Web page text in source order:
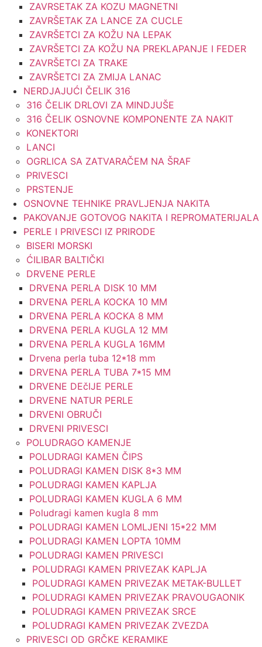
ZAVRSETAK ZA KOZU MAGNETNI
ZAVRŠETAK ZA LANCE ZA CUCLE
ZAVRŠETCI ZA KOŽU NA LEPAK
ZAVRŠETCI ZA KOŽU NA PREKLAPANJE I FEDER
ZAVRŠETCI ZA TRAKE
ZAVRŠETCI ZA ZMIJA LANAC
NERDJAJUĆI ČELIK 316
316 ČELIK DRLOVI ZA MINDJUŠE
316 ČELIK OSNOVNE KOMPONENTE ZA NAKIT
KONEKTORI
LANCI
OGRLICA SA ZATVARAČEM NA ŠRAF
PRIVESCI
PRSTENJE
OSNOVNE TEHNIKE PRAVLJENJA NAKITA
PAKOVANJE GOTOVOG NAKITA I REPROMATERIJALA
PERLE I PRIVESCI IZ PRIRODE
BISERI MORSKI
ĆILIBAR BALTIČKI
DRVENE PERLE
DRVENA PERLA DISK 10 MM
DRVENA PERLA KOCKA 10 MM
DRVENA PERLA KOCKA 8 MM
DRVENA PERLA KUGLA 12 MM
DRVENA PERLA KUGLA 16MM
Drvena perla tuba 12*18 mm
DRVENA PERLA TUBA 7*15 MM
DRVENE DEčIJE PERLE
DRVENE NATUR PERLE
DRVENI OBRUČI
DRVENI PRIVESCI
POLUDRAGO KAMENJE
POLUDRAGI KAMEN ČIPS
POLUDRAGI KAMEN DISK 8*3 MM
POLUDRAGI KAMEN KAPLJA
POLUDRAGI KAMEN KUGLA 6 MM
Poludragi kamen kugla 8 mm
POLUDRAGI KAMEN LOMLJENI 15*22 MM
POLUDRAGI KAMEN LOPTA 10MM
POLUDRAGI KAMEN PRIVESCI
POLUDRAGI KAMEN PRIVEZAK KAPLJA
POLUDRAGI KAMEN PRIVEZAK METAK-BULLET
POLUDRAGI KAMEN PRIVEZAK PRAVOUGAONIK
POLUDRAGI KAMEN PRIVEZAK SRCE
POLUDRAGI KAMEN PRIVEZAK ZVEZDA
PRIVESCI OD GRČKE KERAMIKE